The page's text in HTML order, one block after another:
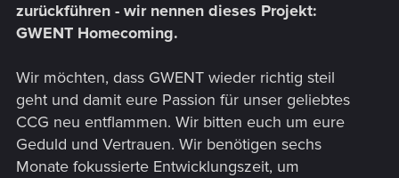
zurückführen - wir nennen dieses Projekt:
GWENT Homecoming.
Wir möchten, dass GWENT wieder richtig steil
geht und damit eure Passion für unser geliebtes
CCG neu entflammen. Wir bitten euch um eure
Geduld und Vertrauen. Wir benötigen sechs
Monate fokussierte Entwicklungszeit, um